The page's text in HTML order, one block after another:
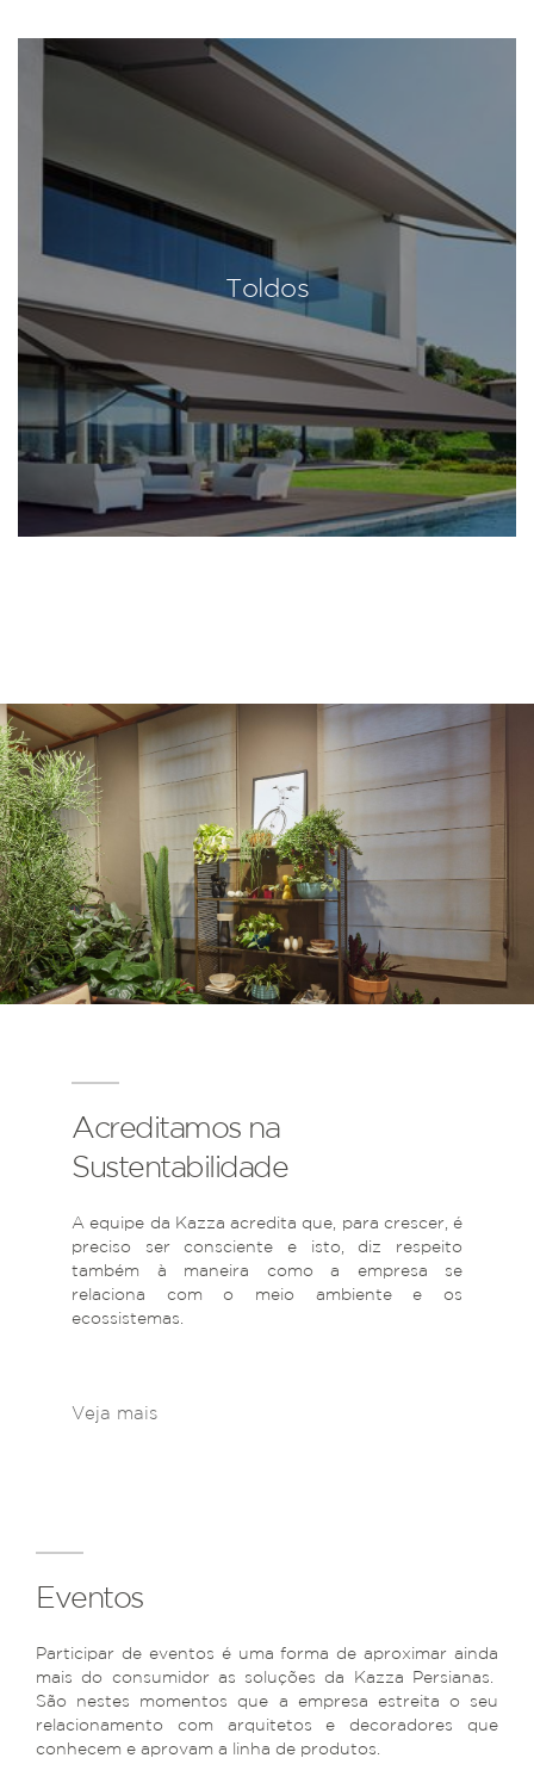
Toldos
Acreditamos na
Sustentabilidade
A equipe da Kazza acredita que, para crescer, é
preciso ser consciente e isto, diz respeito
também à maneira como a empresa se
relaciona com o meio ambiente e os
ecossistemas.
Veja mais
Eventos
Participar de eventos é uma forma de aproximar ainda
mais do consumidor as soluções da Kazza Persianas.
São nestes momentos que a empresa estreita o seu
relacionamento com arquitetos e decoradores que
conhecem e aprovam a linha de produtos.